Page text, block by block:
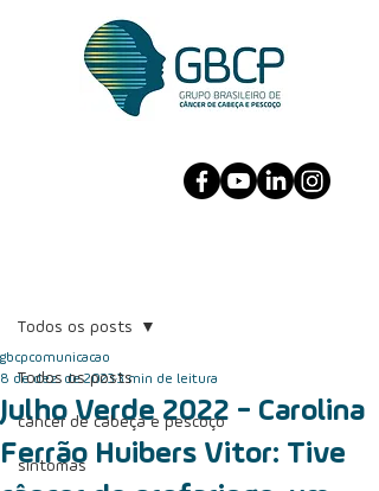
Todos os posts
câncer de cabeça e pescoço
sintomas
Todos os posts
Julho Verde 2022 - Carolina
Ferrão Huibers Vitor: Tive
gbcpcomunicacao
8 de dez. de 20233 min de leitura